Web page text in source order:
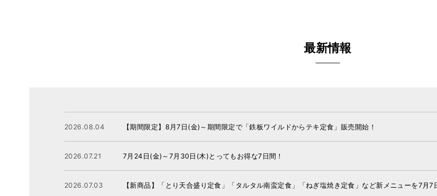
最新情報
2026.08.04 【期間限定】8月7日(金)～期間限定で「鉄板ワイルドからテキ定食」販売開始！
2026.07.21 7月24日(金)～7月30日(木)とってもお得な7日間！
2026.07.03 【新商品】「とり天合盛り定食」「タルタル南蛮定食」「ねぎ塩焼き定食」など新メニューを7月7